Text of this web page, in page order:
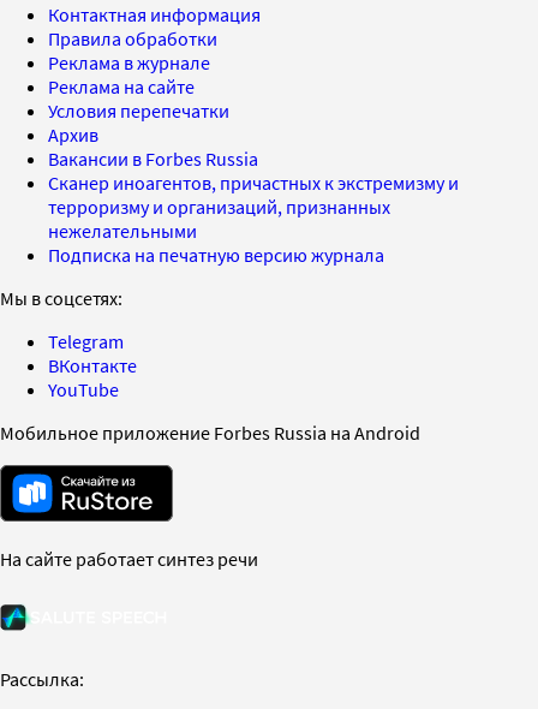
Контактная информация
Правила обработки
Реклама в журнале
Реклама на сайте
Условия перепечатки
Архив
Вакансии в Forbes Russia
Сканер иноагентов, причастных к экстремизму и
терроризму и организаций, признанных
нежелательными
Подписка на печатную версию журнала
Мы в соцсетях:
Telegram
ВКонтакте
YouTube
Мобильное приложение Forbes Russia на Android
На сайте работает синтез речи
Рассылка: